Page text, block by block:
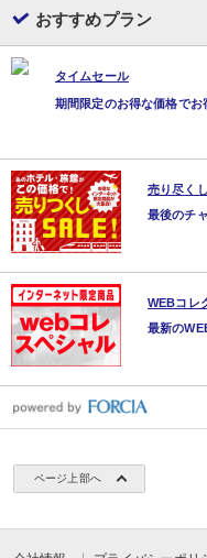
おすすめプラン
タイムセール
期間限定のお得な価格でお
売り尽く
最後のチ
WEBコレ
最新の
ページ上部へ